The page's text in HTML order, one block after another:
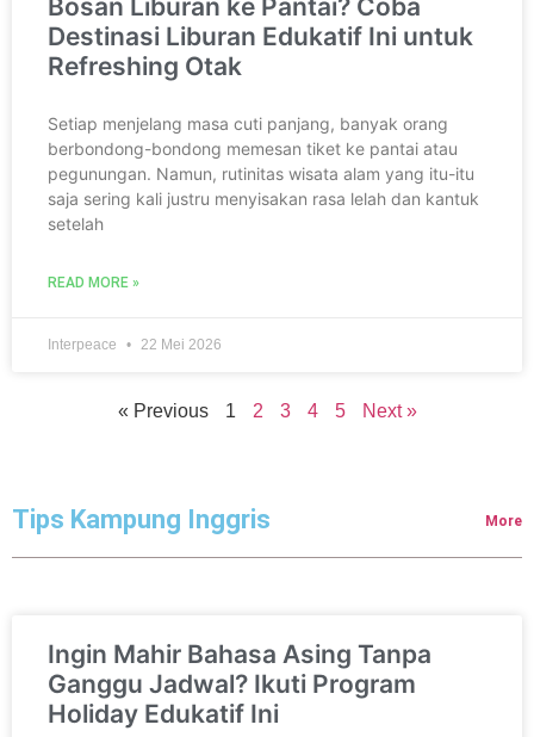
Bosan Liburan ke Pantai? Coba
Destinasi Liburan Edukatif Ini untuk
Refreshing Otak
Setiap menjelang masa cuti panjang, banyak orang
berbondong-bondong memesan tiket ke pantai atau
pegunungan. Namun, rutinitas wisata alam yang itu-itu
saja sering kali justru menyisakan rasa lelah dan kantuk
setelah
READ MORE »
Interpeace 22 Mei 2026
« Previous 1 2 3 4 5 Next »
Tips Kampung Inggris More
Ingin Mahir Bahasa Asing Tanpa
Ganggu Jadwal? Ikuti Program
Holiday Edukatif Ini